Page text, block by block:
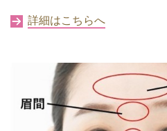
詳細はこちらへ